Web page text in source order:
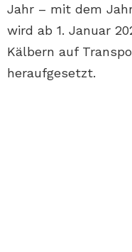
Jahr – mit dem
wird ab 1. Januar
Kälbern auf
heraufgesetzt.